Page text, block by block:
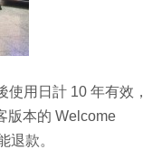
用日計 10 年有效，
版本的 Welcome
退款。